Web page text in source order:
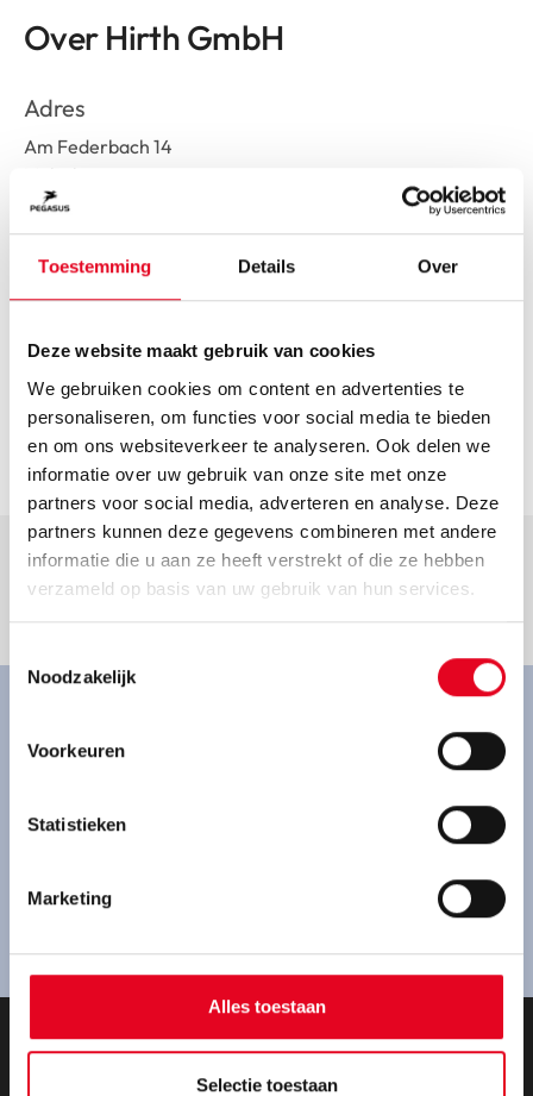
Toestemming Details Over
Deze website maakt gebruik van cookies
We gebruiken cookies om content en advertenties te
personaliseren, om functies voor social media te bieden
en om ons websiteverkeer te analyseren. Ook delen we
informatie over uw gebruik van onze site met onze
partners voor social media, adverteren en analyse. Deze
partners kunnen deze gegevens combineren met andere
informatie die u aan ze heeft verstrekt of die ze hebben
verzameld op basis van uw gebruik van hun services.
Noodzakelijk
Voorkeuren
Statistieken
Marketing
Alles toestaan
Selectie toestaan
Goed om te weten.
Over Hirth GmbH
Adres
Am Federbach 14
Route plannen
Openingstijden
Helaas hebben we geen actuele openingstijden van deze
dealer. Neem voor de actuele openingstijden contact op
Contact
info@zweirad-hirth.de
Ga naar dealer
Ervaar onze fietsen van
Ben je geïnteresseerd in een Pegasus fiets en wil je
Route plannen
Onze fietsen